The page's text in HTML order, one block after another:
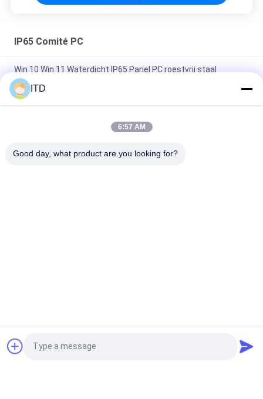
IP65 Comité PC
Win 10 Win 11 Waterdicht IP65 Panel PC roestvrij staal
capacitieve touchscreen
17.3inch ruwe het Comité van IP66 IP65 de Ranglcd van PC
IP66 Kern van de het WAPENvierling van PC
Zonlicht Leesbare
LCD Monitor
Vraag een offerte aan
ITD
6:57 AM
Good day, what product are you looking for?